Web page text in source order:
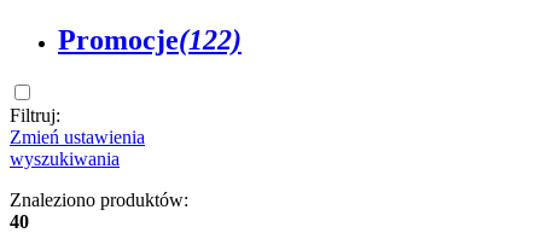
Promocje(122)
Filtruj:
Zmień ustawienia
wyszukiwania
Znaleziono produktów:
40